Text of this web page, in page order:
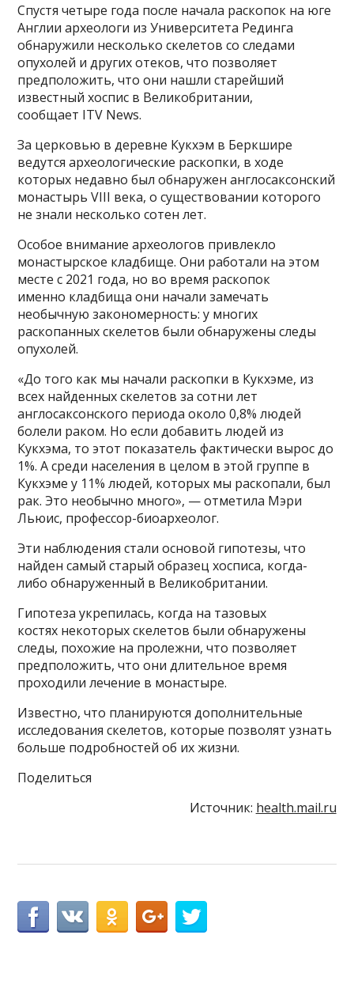
Спустя четыре года после начала раскопок на юге
Англии археологи из Университета Рединга
обнаружили несколько скелетов со следами
опухолей и других отеков, что позволяет
предположить, что они нашли старейший
известный хоспис в Великобритании,
сообщает ITV News.
За церковью в деревне Кукхэм в Беркшире
ведутся археологические раскопки, в ходе
которых недавно был обнаружен англосаксонский
монастырь VIII века, о существовании которого
не знали несколько сотен лет.
Особое внимание археологов привлекло
монастырское кладбище. Они работали на этом
месте с 2021 года, но во время раскопок
именно кладбища они начали замечать
необычную закономерность: у многих
раскопанных скелетов были обнаружены следы
опухолей.
«До того как мы начали раскопки в Кукхэме, из
всех найденных скелетов за сотни лет
англосаксонского периода около 0,8% людей
болели раком. Но если добавить людей из
Кукхэма, то этот показатель фактически вырос до
1%. А среди населения в целом в этой группе в
Кукхэме у 11% людей, которых мы раскопали, был
рак. Это необычно много», — отметила Мэри
Льюис, профессор-биоархеолог.
Эти наблюдения стали основой гипотезы, что
найден самый старый образец хосписа, когда-
либо обнаруженный в Великобритании.
Гипотеза укрепилась, когда на тазовых
костях некоторых скелетов были обнаружены
следы, похожие на пролежни, что позволяет
предположить, что они длительное время
проходили лечение в монастыре.
Известно, что планируются дополнительные
исследования скелетов, которые позволят узнать
больше подробностей об их жизни.
Поделиться
Источник: health.mail.ru